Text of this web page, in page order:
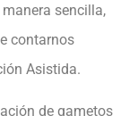
sencilla,
contarnos
Asistida.
de gametos